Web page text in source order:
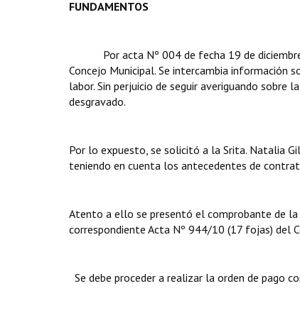
FUNDAMENTOS
Por acta Nº 004 de fecha 19 de diciembre
Concejo Municipal. Se intercambia información
labor. Sin perjuicio de seguir averiguando sobre
desgravado.
Por lo expuesto, se solicitó a la Srita. Natalia
teniendo en cuenta los antecedentes de
Atento a ello se presentó el comprobante de la
correspondiente Acta Nº 944/10 (17 fojas) del
Se debe proceder a realizar la orden de pago